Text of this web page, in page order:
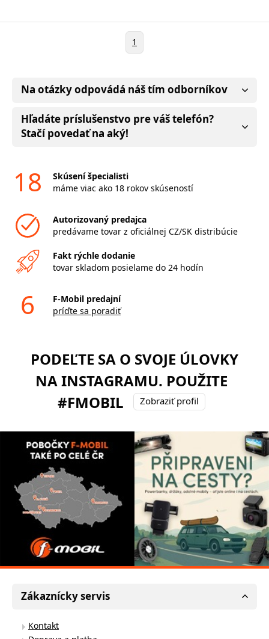
1
Na otázky odpovádá náš tím odborníkov
Hľadáte príslušenstvo pre váš telefón?
Stačí povedať na aký!
18
Skúsení špecialisti
máme viac ako 18 rokov skúseností
Autorizovaný predajca
predávame tovar z oficiálnej CZ/SK distribúcie
Fakt rýchle dodanie
tovar skladom posielame do 24 hodín
6
F-Mobil predajní
príďte sa poradiť
PODEĽTE SA O SVOJE ÚLOVKY
NA INSTAGRAMU. POUŽITE
#FMOBIL
Zobraziť profil
Zákaznícky servis
Kontakt